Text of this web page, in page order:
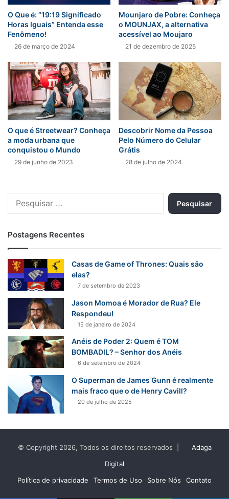
O Que é: “19:19 Significado
Horas Iguais” Entenda esse
Fenômeno!
26 de março de 2024
Mounjaro de Pobre: Conheça
o MOUNJAX, a alternativa
acessível ao Moujaro
21 de dezembro de 2025
O que é Streetwear? Conheça
a moda urbana que
conquistou o Mundo
29 de junho de 2023
Descobrir Nome da Pessoa
Pelo Número do Celular
Grátis
28 de julho de 2024
Pesquisar
Postagens Recentes
Casas de Game of Thrones: Quais são
elas?
7 de setembro de 2023
Jason Momoa é Morador de Rua? Ele
Respondeu!
15 de janeiro de 2024
Anéis de Poder 2: Quem é TOM
BOMBADIL? – Senhor dos Anéis
6 de setembro de 2024
O Superman de James Gunn é realmente
mais fraco que o de Henry Cavill?
20 de julho de 2025
© Copyright 2026, Todos os direitos reservados |
Adaga
Digital
Política de privacidade
Termos de Uso Sobre Nós Contato